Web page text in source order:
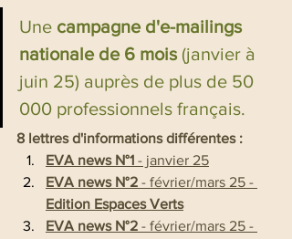
Une campagne d'e-mailings
nationale de 6 mois (janvier à
juin 25) auprès de plus de 50
000 professionnels français.
8 lettres d'informations différentes :
EVA news N°1 - janvier 25
EVA news N°2 - février/mars 25 -
Edition Espaces Verts
EVA news N°2 - février/mars 25 -